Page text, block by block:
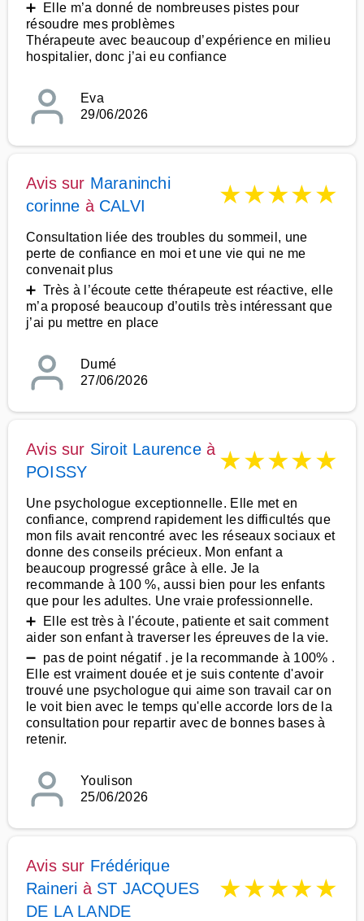
➕ Elle m’a donné de nombreuses pistes pour
résoudre mes problèmes
Thérapeute avec beaucoup d’expérience en milieu
hospitalier, donc j’ai eu confiance
Eva
29/06/2026
Avis sur Maraninchi
corinne à CALVI ★★★★★
Consultation liée des troubles du sommeil, une
perte de confiance en moi et une vie qui ne me
convenait plus
➕ Très à l’écoute cette thérapeute est réactive, elle
m’a proposé beaucoup d’outils très intéressant que
j’ai pu mettre en place
Dumé
27/06/2026
Avis sur Siroit Laurenceà
POISSY
★★★★★
Une psychologue exceptionnelle. Elle met en
confiance, comprend rapidement les difficultés que
mon fils avait rencontré avec les réseaux sociaux et
donne des conseils précieux. Mon enfant a
beaucoup progressé grâce à elle. Je la
recommande à 100 %, aussi bien pour les enfants
que pour les adultes. Une vraie professionnelle.
➕ Elle est très à l'écoute, patiente et sait comment
aider son enfant à traverser les épreuves de la vie.
➖ pas de point négatif . je la recommande à 100% .
Elle est vraiment douée et je suis contente d'avoir
trouvé une psychologue qui aime son travail car on
le voit bien avec le temps qu'elle accorde lors de la
consultation pour repartir avec de bonnes bases à
retenir.
Youlison
25/06/2026
Avis sur Frédérique
Raineri à ST JACQUES
DE LA LANDE
★★★★★